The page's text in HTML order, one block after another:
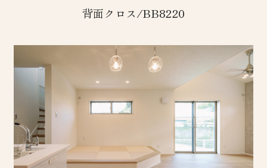
背面クロス/BB8220